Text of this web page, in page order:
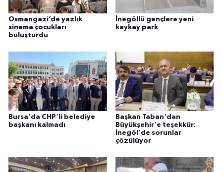
Osmangazi’de yazlık
sinema çocukları
buluşturdu
İnegöllü gençlere yeni
kaykay park
Bursa'da CHP'li belediye
başkanı kalmadı
Başkan Taban'dan
Büyükşehir'e teşekkür:
İnegöl'de sorunlar
çözülüyor